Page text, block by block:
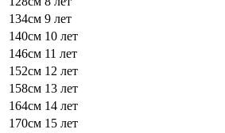
134см 9 лет
140см 10 лет
146см 11 лет
152см 12 лет
158см 13 лет
164см 14 лет
170см 15 лет